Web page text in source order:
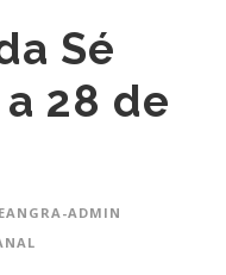
Sé
28 de
ADMIN